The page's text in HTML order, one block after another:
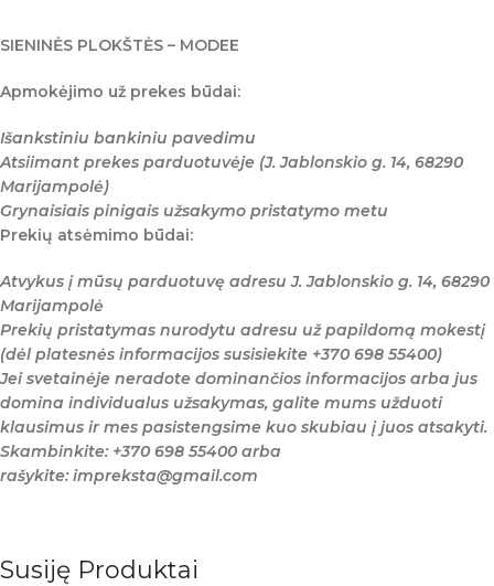
SIENINĖS PLOKŠTĖS – MODEE
Apmokėjimo už prekes būdai:
Išankstiniu bankiniu pavedimu
Atsiimant prekes parduotuvėje (J. Jablonskio g. 14, 68290
Marijampolė)
Grynaisiais pinigais užsakymo pristatymo metu
Prekių atsėmimo būdai:
Atvykus į mūsų parduotuvę adresu J. Jablonskio g. 14, 68290
Marijampolė
Prekių pristatymas nurodytu adresu už papildomą mokestį
(dėl platesnės informacijos susisiekite +370 698 55400)
Jei svetainėje neradote dominančios informacijos arba jus
domina individualus užsakymas, galite mums užduoti
klausimus ir mes pasistengsime kuo skubiau į juos atsakyti.
Skambinkite: +370 698 55400 arba
rašykite: impreksta@gmail.com
Susiję Produktai